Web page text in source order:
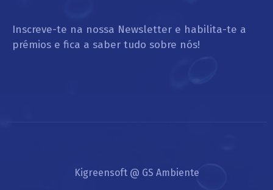
Inscreve-te na nossa Newsletter e habilita-te a
prémios e fica a saber tudo sobre nós!
Kigreensoft @ GS Ambiente